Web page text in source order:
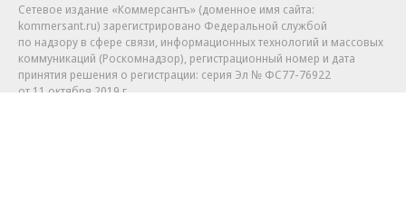
Сетевое издание «Коммерсантъ» (доменное имя сайта:
kommersant.ru) зарегистрировано Федеральной службой
по надзору в сфере связи, информационных технологий и массовых
коммуникаций (Роскомнадзор), регистрационный номер и дата
принятия решения о регистрации: серия Эл № ФС77-76922
от 11 октября 2019 г.